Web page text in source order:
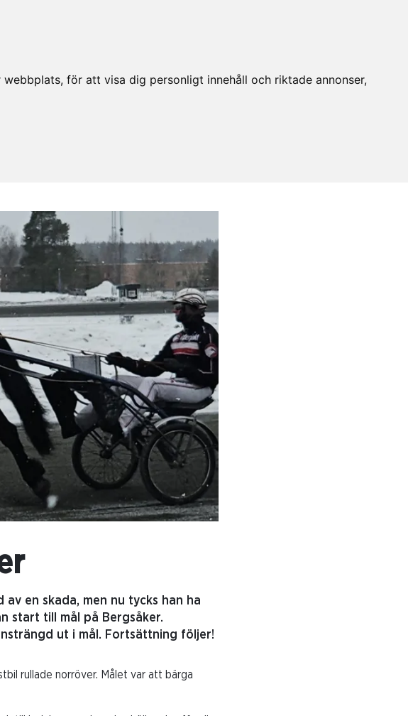
för att visa dig personligt innehåll och riktade annonser,
en skada, men nu tycks han ha
start till mål på Bergsåker.
ut i mål. Fortsättning följer!
rullade norröver. Målet var att bärga